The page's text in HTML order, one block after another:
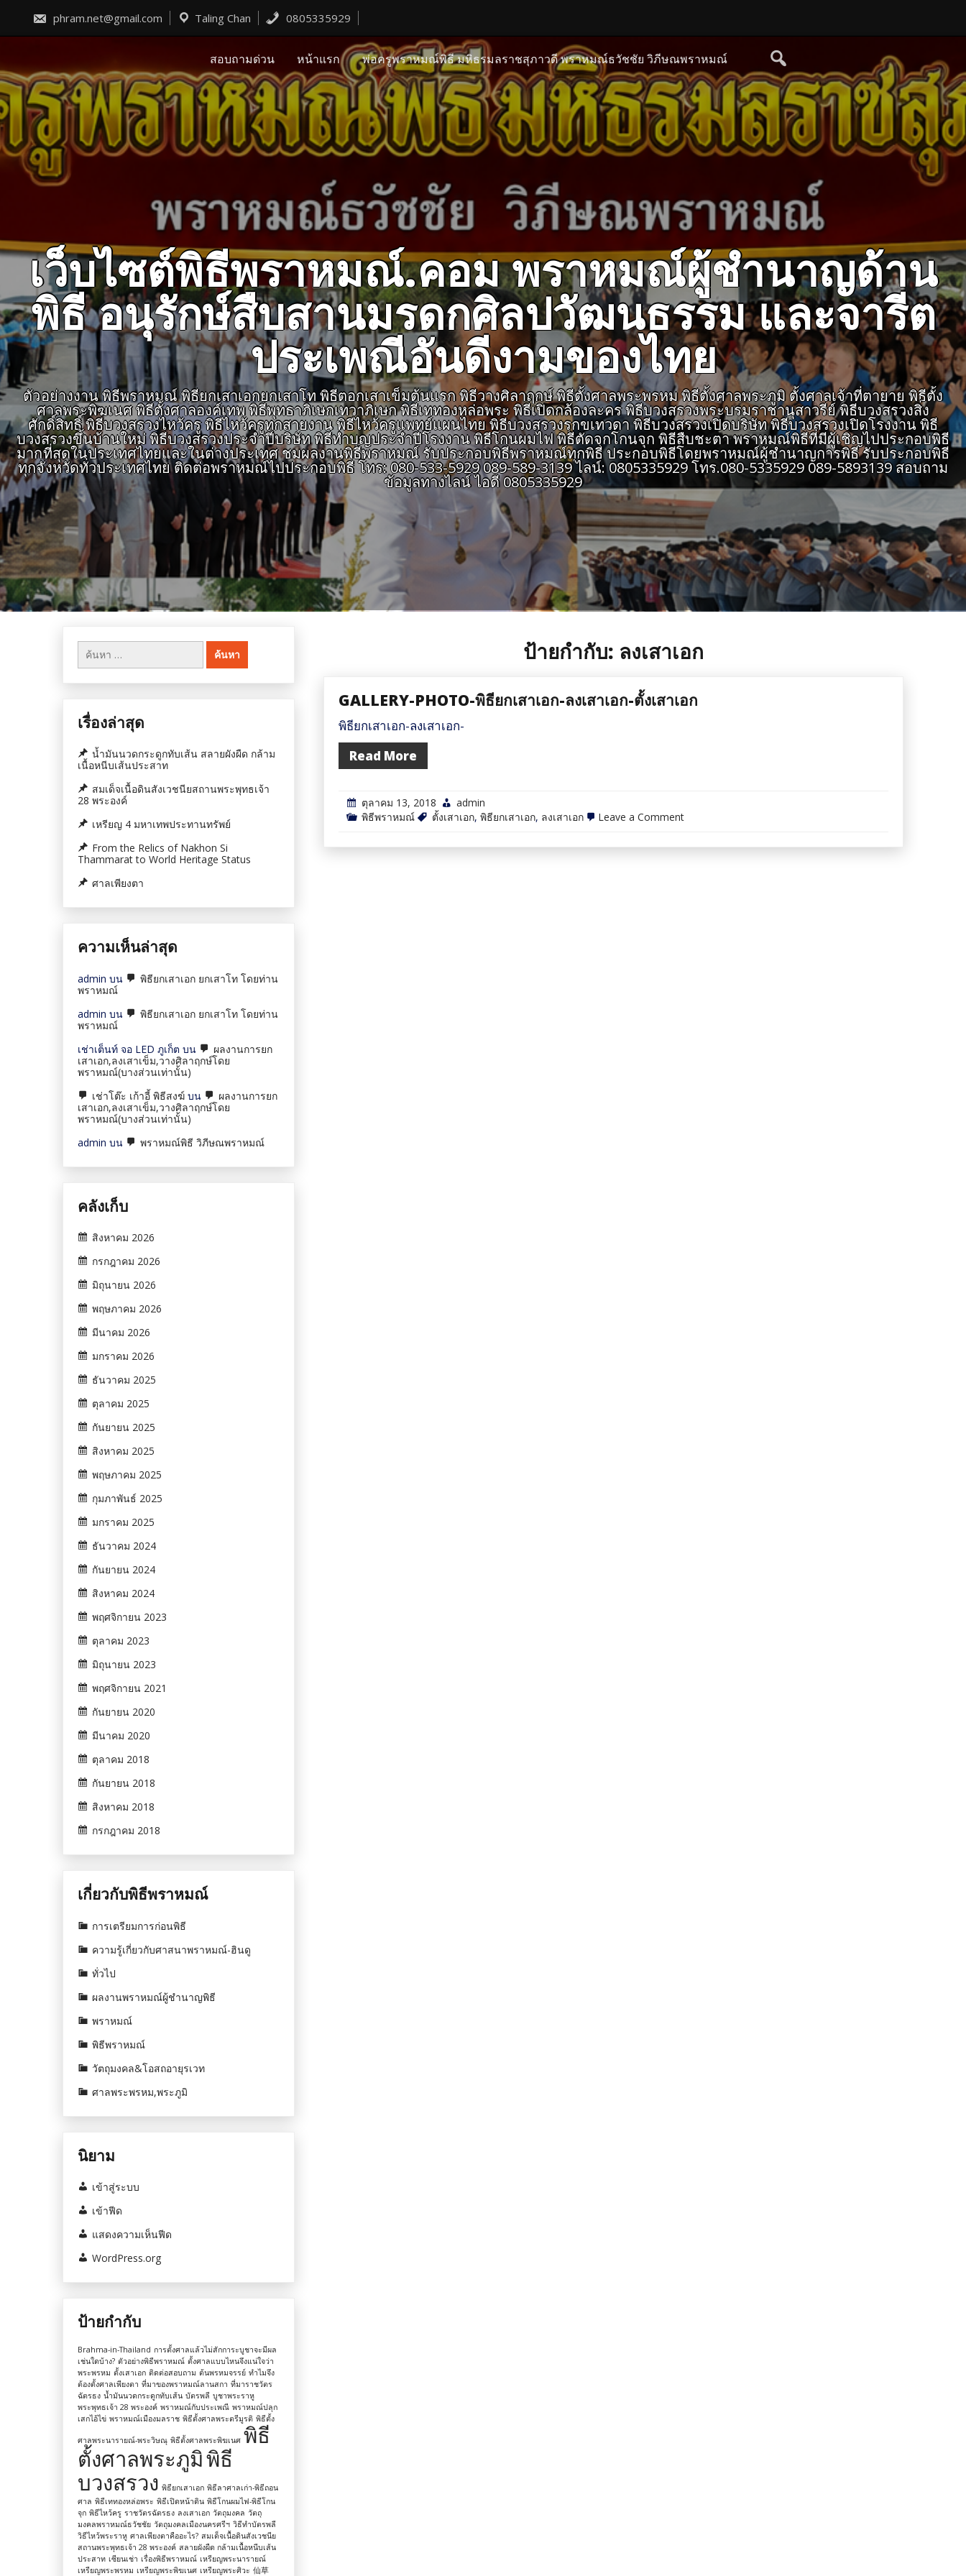
content
phram.net@gmail.com Taling Chan 0805335929
สอบถามด่วน หน้าแรก พ่อครูพราหมณ์พิธี มหิธรมลราชสุภาวดี พราหมณ์ธวัชชัย วิภีษณพราหมณ์
เว็บไซต์พิธีพราหมณ์.คอม พราหมณ์ผู้ชำนาญด้าน
พิธี อนุรักษ์สืบสานมรดกศิลปวัฒนธรรม และจารีต
ประเพณีอันดีงามของไทย
ตัวอย่างงาน พิธีพราหมณ์ พิธียกเสาเอกยกเสาโท พิธีตอกเสาเข็มต้นแรก พิธีวางศิลาฤกษ์ พิธีตั้งศาลพระพรหม พิธีตั้งศาลพระภูมิ ตั้งศาลเจ้าที่ตายาย พิธีตั้ง
ศาลพระพิฆเนศ พิธีตั้งศาลองค์เทพ พิธีพุทธาภิเษกเทวาภิเษก พิธีเททองหล่อพระ พิธีเปิดกล้องละคร พิธีบวงสรวงพระบรมราชานุสาวรีย์ พิธีบวงสรวงสิ่ง
ศักดิ์สิทธิ์ พิธีบวงสรวงไหว้ครู พิธีไหว้ครูทุกสายงาน พิธีไหว้ครูแพทย์แผนไทย พิธีบวงสรวงรุกขเทวดา พิธีบวงสรวงเปิดบริษัท พิธีบวงสรวงเปิดโรงงาน พิธี
บวงสรวงขึ้นบ้านใหม่ พิธีบวงสรวงประจำปีบริษัท พิธีทำบุญประจำปีโรงงาน พิธีโกนผมไฟ พิธีตัดจุกโกนจุก พิธีสืบชะตา พราหมณ์พิธีที่มีผู้เชิญไปประกอบพิธี
มากที่สุดในประเทศไทยและในต่างประเทศ ชมผลงานพิธีพราหมณ์ รับประกอบพิธีพราหมณ์ทุกพิธี ประกอบพิธีโดยพราหมณ์ผู้ชำนาญการพิธี รับประกอบพิธี
ทุกจังหวัดทั่วประเทศไทย ติดต่อพราหมณ์ไปประกอบพิธี โทร: 080-533-5929 089-589-3139 ไลน์: 0805335929 โทร.080-5335929 089-5893139 สอบถาม
ข้อมูลทางไลน์ ไอดี 0805335929
ป้ายกำกับ: ลงเสาเอก
GALLERY-PHOTO-พิธียกเสาเอก-ลงเสาเอก-ตั้งเสาเอก
พิธียกเสาเอก-ลงเสาเอก-
Read More
ตุลาคม 13, 2018
admin
พิธีพราหมณ์
ตั้งเสาเอก, พิธียกเสาเอก, ลงเสาเอก Leave a Commenton
พิธี
ค้นหา
สำหรับ:
เรื่องล่าสุด
น้ำมันนวดกระดูกทับเส้น สลายผังผืด กล้าม
เนื้อหนีบเส้นประสาท
สมเด็จเนื้อดินสังเวชนียสถานพระพุทธเจ้า
28 พระองค์
เหรียญ 4 มหาเทพประทานทรัพย์
From the Relics of Nakhon Si
Thammarat to World Heritage Status
ศาลเพียงตา
ความเห็นล่าสุด
admin บน
พิธียกเสาเอก ยกเสาโท โดยท่าน
พราหมณ์
admin บน
พิธียกเสาเอก ยกเสาโท โดยท่าน
พราหมณ์
เช่าเต็นท์ จอ LED ภูเก็ต บน
ผลงานการยก
เสาเอก,ลงเสาเข็ม,วางศิลาฤกษ์โดย
พราหมณ์(บางส่วนเท่านั้น)
เช่าโต๊ะ เก้าอี้ พิธีสงฆ์ บน
ผลงานการยก
เสาเอก,ลงเสาเข็ม,วางศิลาฤกษ์โดย
พราหมณ์(บางส่วนเท่านั้น)
admin บน พราหมณ์พิธี วิภีษณพราหมณ์
คลังเก็บ
สิงหาคม 2026
กรกฎาคม 2026
มิถุนายน 2026
พฤษภาคม 2026
มีนาคม 2026
มกราคม 2026
ธันวาคม 2025
ตุลาคม 2025
กันยายน 2025
สิงหาคม 2025
พฤษภาคม 2025
กุมภาพันธ์ 2025
มกราคม 2025
ธันวาคม 2024
กันยายน 2024
สิงหาคม 2024
พฤศจิกายน 2023
ตุลาคม 2023
มิถุนายน 2023
พฤศจิกายน 2021
กันยายน 2020
มีนาคม 2020
ตุลาคม 2018
กันยายน 2018
สิงหาคม 2018
กรกฎาคม 2018
เกี่ยวกับพิธีพราหมณ์
การเตรียมการก่อนพิธี
ความรู้เกี่ยวกับศาสนาพราหมณ์-ฮินดู
ทั่วไป
ผลงานพราหมณ์ผู้ชำนาญพิธี
พราหมณ์
พิธีพราหมณ์
วัตถุมงคล&โอสถอายุรเวท
ศาลพระพรหม,พระภูมิ
นิยาม
เข้าสู่ระบบ
เข้าฟีด
แสดงความเห็นฟีด
WordPress.org
ป้ายกำกับ
Brahma-in-Thailand การตั้งศาลแล้วไม่สักการะบูชาจะมีผล
เช่นใดบ้าง? ตัวอย่างพิธีพราหมณ์ ตั้งศาลแบบไหนจึงแน่ใจว่า
พระพรหม ตั้งเสาเอก ติดต่อสอบถาม ต้นพรหมจรรย์ ทำไมจึง
ต้องตั้งศาลเพียงตา ที่มาของพราหมณ์ลานสกา ที่มาราชวัตร
ฉัตรธง น้ำมันนวดกระดูกทับเส้น บัตรพลี บูชาพระราหู
พระพุทธเจ้า 28 พระองค์ พราหมณ์กับประเพณี พราหมณ์ปลุก
เสกไอ้ไข่ พราหมณ์เมืองมลราช พิธีตั้งศาลพระตรีมูรติ พิธีตั้ง
ศาลพระนารายณ์-พระวิษณุ พิธีตั้งศาลพระพิฆเนศ พิธี
ตั้งศาลพระภูมิพิธี
บวงสรวง พิธียกเสาเอก พิธีลาศาลเก่า-พิธีถอน
ศาล พิธีเททองหล่อพระ พิธีเปิดหน้าดิน พิธีโกนผมไฟ-พิธีโกน
จุก พิธีไหว้ครู ราชวัตรฉัตรธง ลงเสาเอก วัตถุมงคล วัตถุ
มงคลพราหมณ์ธวัชชัย วัตถุมงคลเมืองนครศรีฯ วิธีทำบัตรพลี
วิธีไหว้พระราหู ศาลเพียงตาคืออะไร? สมเด็จเนื้อดินสังเวชนีย
สถานพระพุทธเจ้า 28 พระองค์ สลายผังผืด กล้ามเนื้อหนีบเส้น
ประสาท เซียนเช่า เรื่องพิธีพราหมณ์ เหรียญพระนารายณ์
เหรียญพระพรหม เหรียญพระพิฆเนศ เหรียญพระศิวะ 仙草